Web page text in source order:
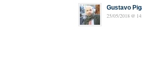
Gustavo
25/05/2018 @